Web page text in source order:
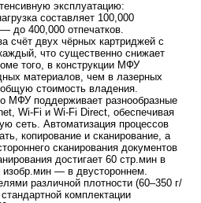
эксплуатацию:
составляет 100,000
до 400,000 отпечатков.
счёт двух чёрных картриджей с
что существенно снижает
того, в конструкции МФУ
материалов, чем в лазерных
стоимость владения.
MФУ поддерживает разнообразные
Wi‑Fi и Wi‑Fi Direct, обеспечивая
сеть. Автоматизация процессов
копирование и сканирование, а
сканирования документов
достигает 60 стр.мин в
— в двустороннем.
различной плотности (60–350 г/
комплектации